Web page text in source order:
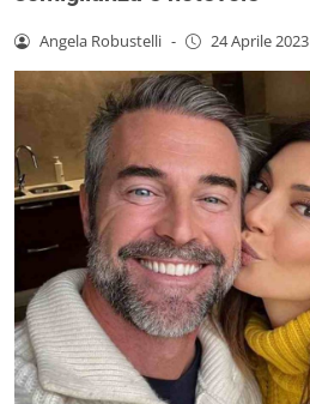
Angela Robustelli - 24 Aprile 2023